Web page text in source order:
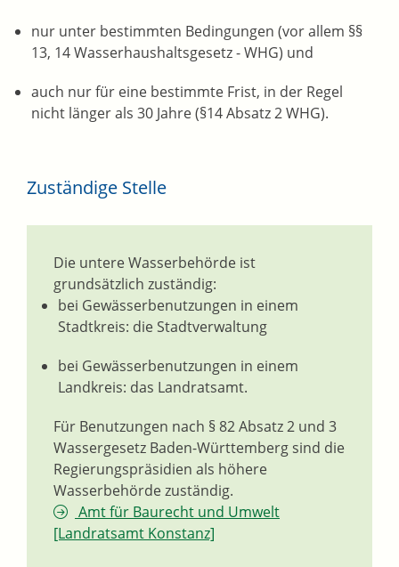
nur unter bestimmten Bedingungen (vor allem §§
13, 14 Wasserhaushaltsgesetz - WHG) und
auch nur für eine bestimmte Frist, in der Regel
nicht länger als 30 Jahre (§14 Absatz 2 WHG).
Zuständige Stelle
Die untere Wasserbehörde ist
grundsätzlich zuständig:
bei Gewässerbenutzungen in einem
Stadtkreis: die Stadtverwaltung
bei Gewässerbenutzungen in einem
Landkreis: das Landratsamt.
Für Benutzungen nach § 82 Absatz 2 und 3
Wassergesetz Baden-Württemberg sind die
Regierungspräsidien als höhere
Wasserbehörde zuständig.
Amt für Baurecht und Umwelt
[Landratsamt Konstanz]